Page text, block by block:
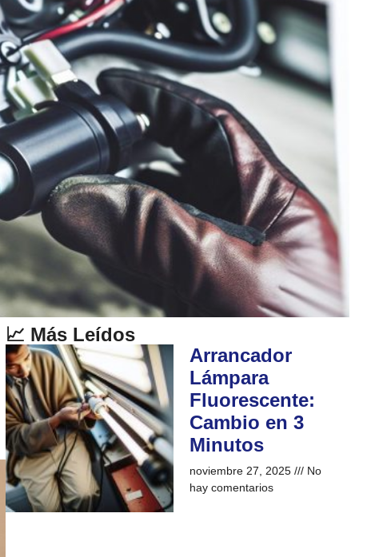
📈 Más Leídos
Arrancador
Lámpara
Fluorescente:
Cambio en 3
Minutos
noviembre 27, 2025
No
hay comentarios